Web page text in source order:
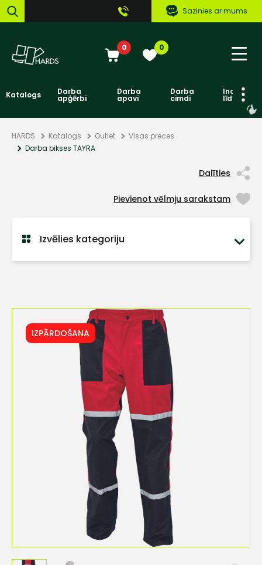
Sazinies ar mums
0 0
Katalogs Darba
apģērbi
Darba
apavi
Darba
cimdi līdzekļi
HARDS Katalogs Outlet
Visas preces
Darba bikses TAYRA
Dalīties
Pievienot vēlmju sarakstam
Izvēlies kategoriju
IZPĀRDOŠANA